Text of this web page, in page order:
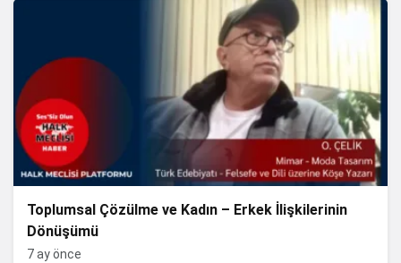
Toplumsal Çözülme ve Kadın – Erkek İlişkilerinin
Dönüşümü
7 ay önce